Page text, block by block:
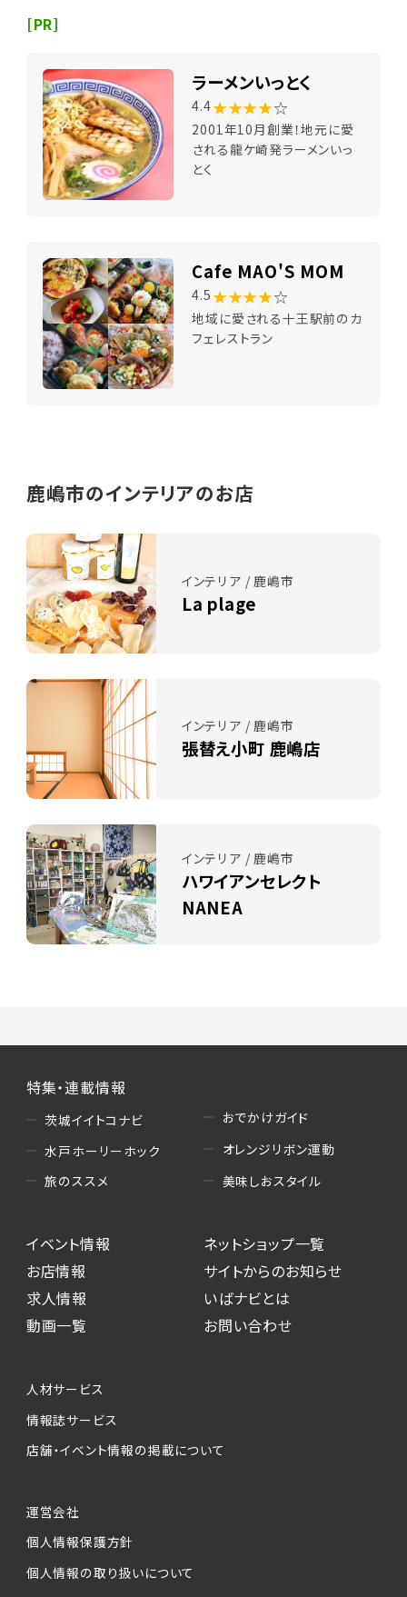
[PR]
ラーメンいっとく
4.4★★★★☆
2001年10月創業！地元に愛
される龍ケ崎発ラーメンいっ
とく
Cafe MAO'S MOM
4.5 ★★★★☆
地域に愛される十王駅前のカ
フェレストラン
鹿嶋市のインテリアのお店
インテリア / 鹿嶋市
La plage
インテリア / 鹿嶋市
張替え小町 鹿嶋店
インテリア / 鹿嶋市
ハワイアンセレクト
NANEA
特集・連載情報
茨城イイトコナビ
水戸ホーリーホック
旅のススメ
おでかけガイド
オレンジリボン運動
美味しおスタイル
イベント情報
お店情報
求人情報
動画一覧
ネットショップ一覧
サイトからのお知らせ
いばナビとは
お問い合わせ
人材サービス
情報誌サービス
店舗・イベント情報の掲載について
運営会社
個人情報保護方針
個人情報の取り扱いについて